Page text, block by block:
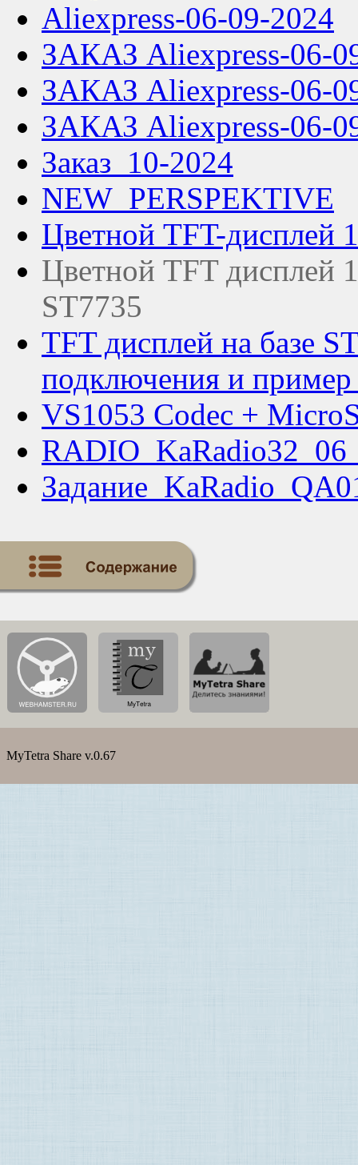
Aliexpress-06-09-2024
ЗАКАЗ Aliexpress-06-
ЗАКАЗ Aliexpress-06-
ЗАКАЗ Aliexpress-06-
Заказ_10-2024
NEW_PERSPEKTIVE
Цветной TFT-дисплей
Цветной TFT дисплей
ST7735
TFT дисплей на базе
подключения и пример
VS1053 Codec +
MyTetra Share v.0.67